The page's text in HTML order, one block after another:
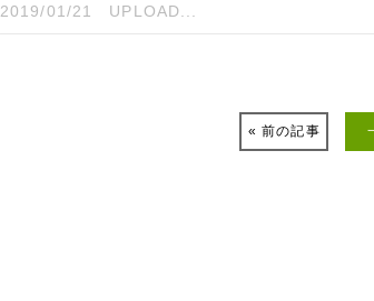
2019/01/21 UPLOAD...
« 前の記事